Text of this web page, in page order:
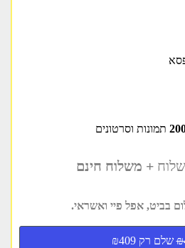
תמונות וסרטונים
+ משלוח חינם
בביט, אפל פיי ואשראי.
שלם רק ₪409